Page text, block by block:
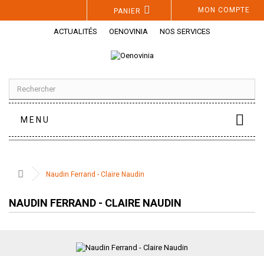
MON COMPTE
PANIER
ACTUALITÉS OENOVINIA NOS SERVICES
MENU
Naudin Ferrand - Claire Naudin
NAUDIN FERRAND - CLAIRE NAUDIN